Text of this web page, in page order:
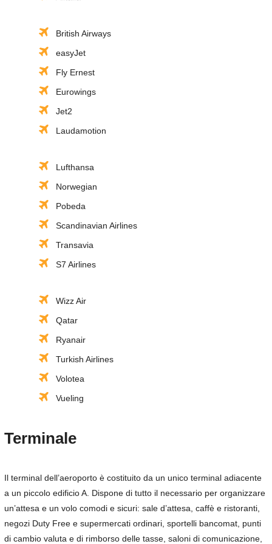
British Airways
easyJet
Fly Ernest
Eurowings
Jet2
Laudamotion
Lufthansa
Norwegian
Pobeda
Scandinavian Airlines
Transavia
S7 Airlines
Wizz Air
Qatar
Ryanair
Turkish Airlines
Volotea
Vueling
Terminale
Il terminal dell’aeroporto è costituito da un unico terminal adiacente
a un piccolo edificio A. Dispone di tutto il necessario per organizzare
un’attesa e un volo comodi e sicuri: sale d’attesa, caffè e ristoranti,
negozi Duty Free e supermercati ordinari, sportelli bancomat, punti
di cambio valuta e di rimborso delle tasse, saloni di comunicazione,